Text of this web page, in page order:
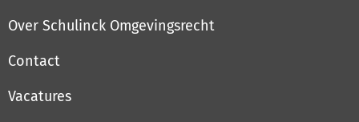
Over Schulinck Omgevingsrecht
Contact
Vacatures